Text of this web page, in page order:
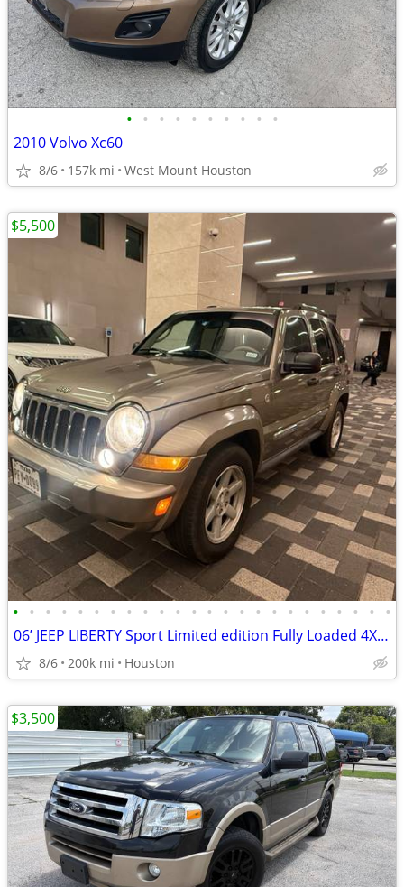
• • • • • • • • • •
2010 Volvo Xc60
8/6 157k mi West Mount Houston
• • • • • • • • • • • • • • • • • • • • • • • •
06’ JEEP LIBERTY Sport Limited edition Fully Loaded 4X4 Leather One Owner
8/6 200k mi Houston
$5,500
$3,500